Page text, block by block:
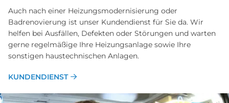
Auch nach einer Heizungsmodernisierung oder
Badrenovierung ist unser Kundendienst für Sie da. Wir
helfen bei Ausfällen, Defekten oder Störungen und warten
gerne regelmäßige Ihre Heizungsanlage sowie Ihre
sonstigen haustechnischen Anlagen.
KUNDENDIENST